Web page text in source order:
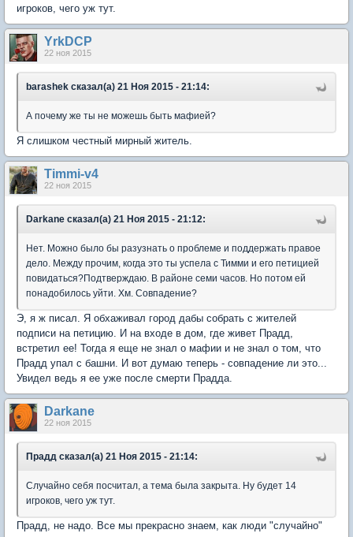
игроков, чего уж тут.
YrkDCP
22 ноя 2015
barashek сказал(а) 21 Ноя 2015 - 21:14:
А почему же ты не можешь быть мафией?
Я слишком честный мирный житель.
Timmi-v4
22 ноя 2015
Darkane сказал(а) 21 Ноя 2015 - 21:12:
Нет. Можно было бы разузнать о проблеме и поддержать правое
дело. Между прочим, когда это ты успела с Тимми и его петицией
повидаться?Подтверждаю. В районе семи часов. Но потом ей
понадобилось уйти. Хм. Совпадение?
Э, я ж писал. Я обхаживал город дабы собрать с жителей
подписи на петицию. И на входе в дом, где живет Прадд,
встретил ее! Тогда я еще не знал о мафии и не знал о том, что
Прадд упал с башни. И вот думаю теперь - совпадение ли это...
Увидел ведь я ее уже после смерти Прадда.
Darkane
22 ноя 2015
Прадд сказал(а) 21 Ноя 2015 - 21:14:
Случайно себя посчитал, а тема была закрыта. Ну будет 14
игроков, чего уж тут.
Прадд, не надо. Все мы прекрасно знаем, как люди "случайно"